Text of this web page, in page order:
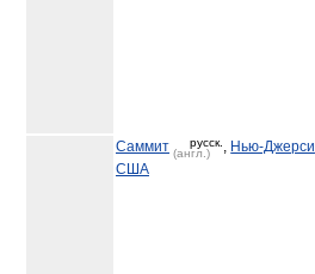
Саммит (англ.)
русск. , Нью-Джерси
США